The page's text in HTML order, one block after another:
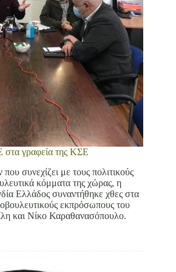
στα γραφεία της ΚΣΕ
συνεχίζει με τους πολιτικούς
κόμματα της χώρας, η
Ελλάδος συναντήθηκε χθες στα
εκπρόσωπους του
και Νίκο Καραθανασόπουλο.